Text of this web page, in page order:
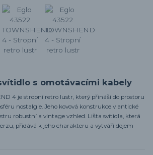
s omotávacími kabely
4 je stropní retro lustr, který přináší do prostoru
nostalgie. Jeho kovová konstrukce v antické
robustní a vintage vzhled. Lišta svítidla, která
přidává k jeho charakteru a vytváří dojem